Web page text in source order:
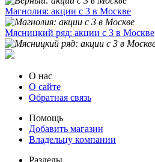
Магнолия: акции с 3 в Москве
Мясницкий ряд: акции с 3 в Москве
О нас
О сайте
Обратная связь
Помощь
Добавить магазин
Владельцу компании
Разделы